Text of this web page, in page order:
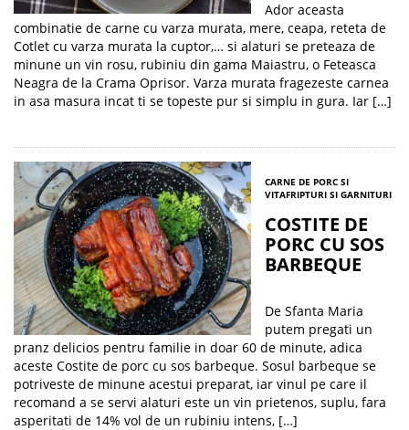
Ador aceasta
combinatie de carne cu varza murata, mere, ceapa, reteta de
Cotlet cu varza murata la cuptor,… si alaturi se preteaza de
minune un vin rosu, rubiniu din gama Maiastru, o Feteasca
Neagra de la Crama Oprisor. Varza murata fragezeste carnea
in asa masura incat ti se topeste pur si simplu in gura. Iar […]
CARNE DE PORC SI
VITAFRIPTURI SI GARNITURI
COSTITE DE
PORC CU SOS
BARBEQUE
De Sfanta Maria
putem pregati un
pranz delicios pentru familie in doar 60 de minute, adica
aceste Costite de porc cu sos barbeque. Sosul barbeque se
potriveste de minune acestui preparat, iar vinul pe care il
recomand a se servi alaturi este un vin prietenos, suplu, fara
asperitati de 14% vol de un rubiniu intens, […]